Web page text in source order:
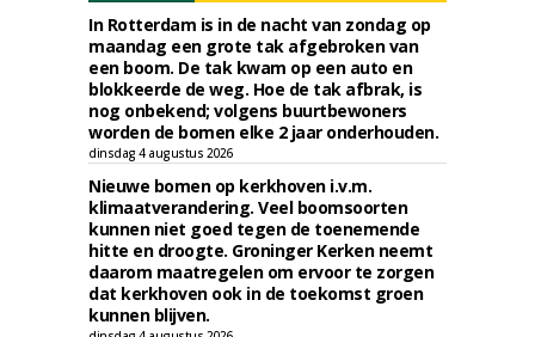
In Rotterdam is in de nacht van zondag op
maandag een grote tak afgebroken van
een boom. De tak kwam op een auto en
blokkeerde de weg. Hoe de tak afbrak, is
nog onbekend; volgens buurtbewoners
worden de bomen elke 2 jaar onderhouden.
dinsdag 4 augustus 2026
Nieuwe bomen op kerkhoven i.v.m.
klimaatverandering. Veel boomsoorten
kunnen niet goed tegen de toenemende
hitte en droogte. Groninger Kerken neemt
daarom maatregelen om ervoor te zorgen
dat kerkhoven ook in de toekomst groen
kunnen blijven.